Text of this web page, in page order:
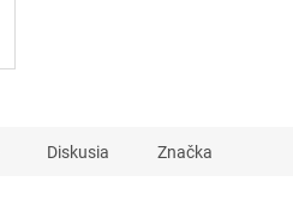
Diskusia Značka